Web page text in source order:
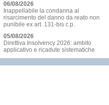
06/08/2026
Inappellabile la condanna al
risarcimento del danno da reato non
punibile ex art. 131-bis c.p.
05/08/2026
Direttiva Insolvency 2026: ambito
applicativo e ricadute sistematiche